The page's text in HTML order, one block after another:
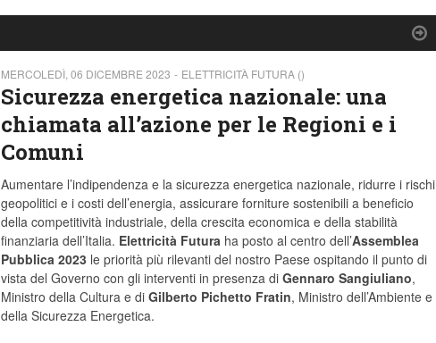
MERCOLEDÌ, 06 DICEMBRE 2023 ELETTRICITÀ FUTURA ()
Sicurezza energetica nazionale: una
chiamata all’azione per le Regioni e i
Comuni
Aumentare l’indipendenza e la sicurezza energetica nazionale, ridurre i rischi
geopolitici e i costi dell’energia, assicurare forniture sostenibili a beneficio
della competitività industriale, della crescita economica e della stabilità
finanziaria dell’Italia. Elettricità Futuraha posto al centro dell’Assemblea
Pubblica 2023 le priorità più rilevanti del nostro Paese ospitando il punto di
vista del Governo con gli interventi in presenza di Gennaro Sangiuliano,
Ministro della Cultura e di Gilberto Pichetto Fratin, Ministro dell’Ambiente e
della Sicurezza Energetica.